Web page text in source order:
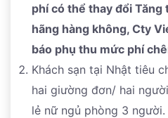
Đoàn ăn tốiBuffet BBQ
giờ xe đưa đoàn ra sân
sắm hàng miễn thuế chất
tục đáp chuyến bay về
thẳng lúc 02h30 sáng.
phí có thể thay đổi Tăng
hãng hàng không, Cty
báo phụ thu mức phí
Khách sạn tại Nhật tiêu
hai giường đơn/ hai
lẻ nữ ngủ phòng 3 người.